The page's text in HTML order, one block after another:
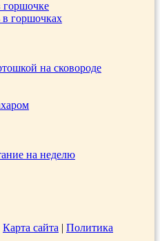
в горшочках
на сковороде
на неделю
Карта сайта | Политика